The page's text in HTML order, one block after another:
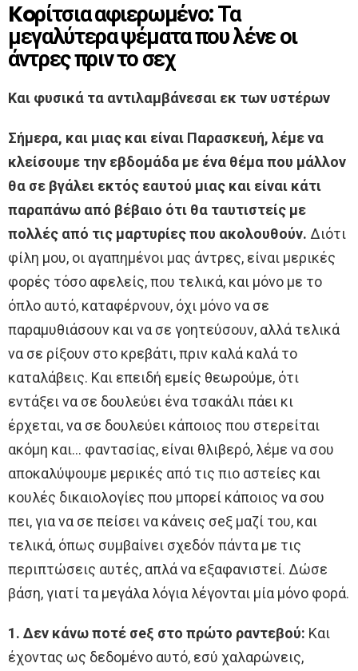
Koρίτσια αφιερωμένο: Τα
μεγαλύτερα ψέματα που λένε οι
άντρες πριν το σεχ
Και φυσικά τα αντιλαμβάνεσαι εκ των υστέρων
Σήμερα, και μιας και είναι Παρασκευή, λέμε να
κλείσουμε την εβδομάδα με ένα θέμα που μάλλον
θα σε βγάλει εκτός εαυτού μιας και είναι κάτι
παραπάνω από βέβαιο ότι θα ταυτιστείς με
πολλές από τις μαρτυρίες που ακολουθούν. Διότι
φίλη μου, οι αγαπημένοι μας άντρες, είναι μερικές
φορές τόσο αφελείς, που τελικά, και μόνο με το
όπλο αυτό, καταφέρνουν, όχι μόνο να σε
παραμυθιάσουν και να σε γοητεύσουν, αλλά τελικά
να σε ρίξουν στο κρεβάτι, πριν καλά καλά το
καταλάβεις. Και επειδή εμείς θεωρούμε, ότι
εντάξει να σε δουλεύει ένα τσακάλι πάει κι
έρχεται, να σε δουλεύει κάποιος που στερείται
ακόμη και… φαντασίας, είναι θλιβερό, λέμε να σου
αποκαλύψουμε μερικές από τις πιο αστείες και
κουλές δικαιολογίες που μπορεί κάποιος να σου
πει, για να σε πείσει να κάνεις σeξ μαζί του, και
τελικά, όπως συμβαίνει σχεδόν πάντα με τις
περιπτώσεις αυτές, απλά να εξαφανιστεί. Δώσε
βάση, γιατί τα μεγάλα λόγια λέγονται μία μόνο φορά.
1. Δεν κάνω ποτέ σeξ στο πρώτο ραντεβού: Και
έχοντας ως δεδομένο αυτό, εσύ χαλαρώνεις,